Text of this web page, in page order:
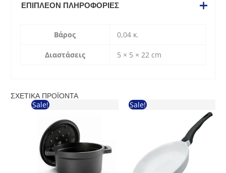
cmΕΠΙΠΛΈΟΝ ΠΛΗΡΟΦΟΡΊΕΣ
Βάρος 0,04 κ.
Διαστάσεις 5 × 5 × 22 cm
ΣΧΕΤΙΚΆ ΠΡΟΪΌΝΤΑ
Sale! Sale!